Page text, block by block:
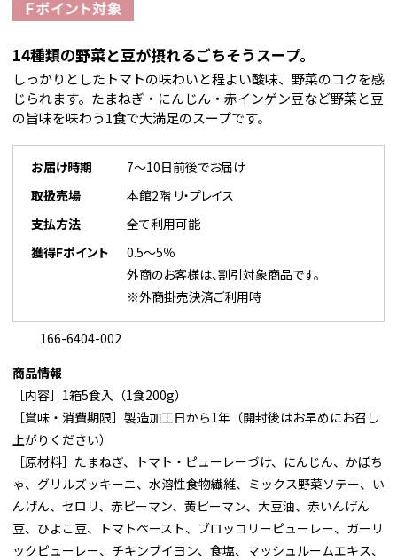
14種類の野菜と豆が摂れるごちそうスープ。
しっかりとしたトマトの味わいと程よい酸味、野菜のコクを感
じられます。たまねぎ・にんじん・赤インゲン豆など野菜と豆
の旨味を味わう1食で大満足のスープです。
お届け時期
7～10日前後でお届け
取扱売場
本館2階 リ・プレイス
支払方法
全て利用可能
獲得Fポイント
0.5～5％
外商のお客様は、割引対象商品です。
※外商掛売決済ご利用時
166-6404-002
商品情報
［内容］1箱5食入（1食200g）
［賞味・消費期限］製造加工日から1年（開封後はお早めにお召し
上がりください）
［原材料］たまねぎ、トマト・ピューレーづけ、にんじん、かぼち
ゃ、グリルズッキーニ、水溶性食物繊維、ミックス野菜ソテー、い
んげん、セロリ、赤ピーマン、黄ピーマン、大豆油、赤いんげん
豆、ひよこ豆、トマトペースト、ブロッコリーピューレー、ガーリ
ックピューレー、チキンブイヨン、食塩、マッシュルームエキス、